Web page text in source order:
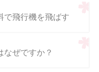
で飛行機を飛ばす
なぜですか？